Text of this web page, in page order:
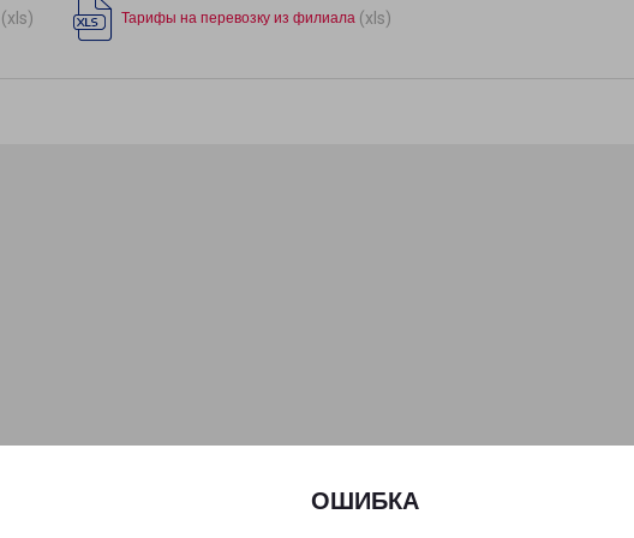
ОШИБКА
(xls) Тарифы на перевозку из филиала (xls)